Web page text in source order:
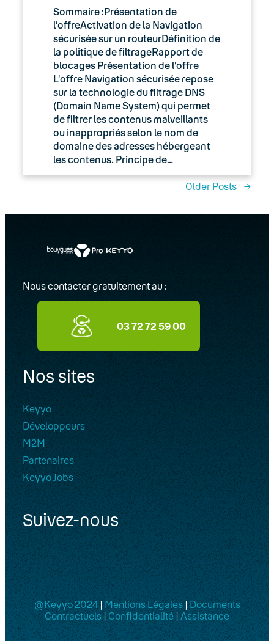
Sommaire :Présentation de
l’offreActivation de la Navigation
sécurisée sur un routeurDéfinition de
la politique de filtrageRapport de
blocages Présentation de l’offre
L’offre Navigation sécurisée repose
sur la technologie du filtrage DNS
(Domain Name System) qui permet
de filtrer les contenus malveillants
ou inappropriés selon le nom de
domaine des adresses hébergeant
les contenus. Principe de…
Older Posts →
Nous contacter gratuitement au :
03 72 72 59 00
Nos sites
Keyyo
Développeurs
M2M
Partenaires
Keyyo Jobs
Suivez-nous
@Keyyo 2024| Mentions Légales|Documents
Contractuels|Confidentialité|Assistance